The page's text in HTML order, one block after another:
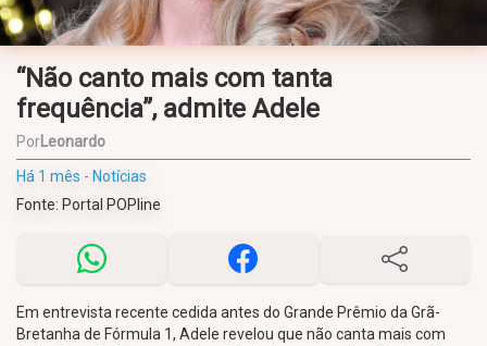
“Não canto mais com tanta
frequência”, admite Adele
PorLeonardo
Há 1 mês - Notícias
Fonte: Portal POPline
Em entrevista recente cedida antes do Grande Prêmio da Grã-
Bretanha de Fórmula 1, Adele revelou que não canta mais com